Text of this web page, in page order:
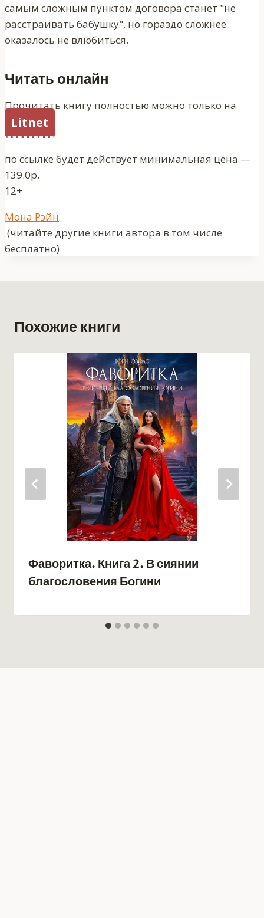
самым сложным пунктом договора станет "не
расстраивать бабушку", но гораздо сложнее
оказалось не влюбиться.
Читать онлайн
Прочитать книгу полностью можно только на
Litnet
по ссылке будет действует минимальная цена —
139.0р.
12+
Метки
записи:
Мона Рэйн
(читайте другие книги автора в том числе
бесплатно)
Похожие книги
Фаворитка. Книга 2. В сиянии
благословения Богини